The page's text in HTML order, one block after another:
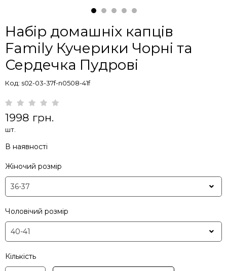
Набір домашніх капців
Family Кучерики Чорні та
Сердечка Пудрові
Код: s02-03-37f-n0508-41f
1998 грн.
шт.
В наявності
Жіночий розмір
Чоловічий розмір
Кількість